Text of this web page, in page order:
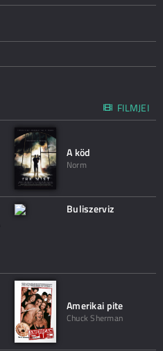
FILMJEI
A köd
Norm
Buliszerviz
Amerikai pite
Chuck Sherman